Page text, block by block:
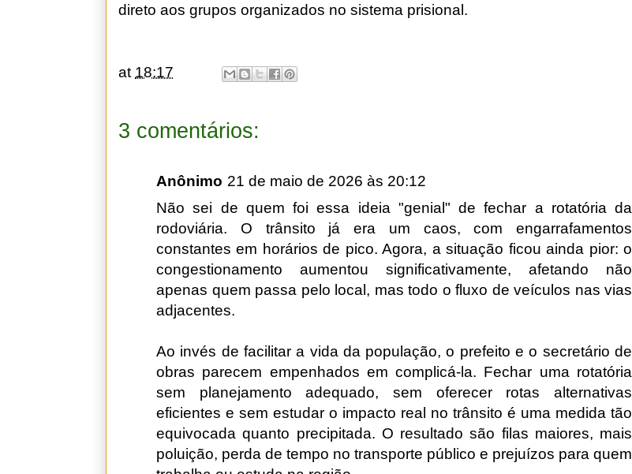
direto aos grupos organizados no sistema prisional.
at 18:17
3 comentários:
Anônimo 21 de maio de 2026 às 20:12
Não sei de quem foi essa ideia "genial" de fechar a rotatória da
rodoviária. O trânsito já era um caos, com engarrafamentos
constantes em horários de pico. Agora, a situação ficou ainda pior: o
congestionamento aumentou significativamente, afetando não
apenas quem passa pelo local, mas todo o fluxo de veículos nas vias
adjacentes.
Ao invés de facilitar a vida da população, o prefeito e o secretário de
obras parecem empenhados em complicá-la. Fechar uma rotatória
sem planejamento adequado, sem oferecer rotas alternativas
eficientes e sem estudar o impacto real no trânsito é uma medida tão
equivocada quanto precipitada. O resultado são filas maiores, mais
poluição, perda de tempo no transporte público e prejuízos para quem